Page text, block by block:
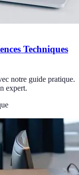
Techniques
notre guide pratique.
expert.